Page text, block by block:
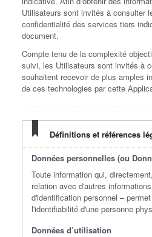
Utilisateurs sont invités à consulter
confidentialité des services tiers
document.
Compte tenu de la complexité
suivi, les Utilisateurs sont invités à
souhaitent recevoir de plus amples
de ces technologies par cette
Définitions et références
Données personnelles (ou
Toute information qui,
relation avec d'autres
d'identification personnel –
l'identifiabilité d'une personne
Données d’utilisation